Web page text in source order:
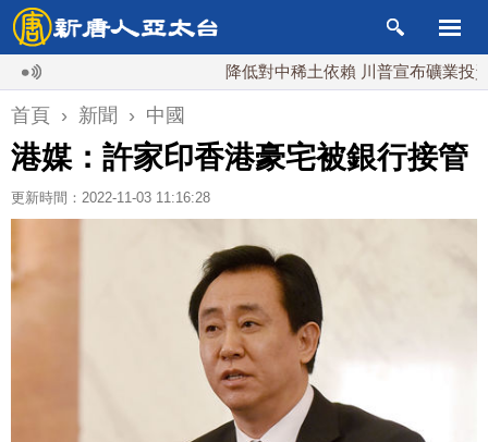
降低對中稀土依賴 川普宣布礦業投資20億
首頁 › 新聞 › 中國
港媒：許家印香港豪宅被銀行接管
更新時間：2022-11-03 11:16:28